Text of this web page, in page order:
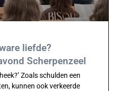
liefde?
Scherpenzeel
Zoals schulden een
kunnen ook verkeerde